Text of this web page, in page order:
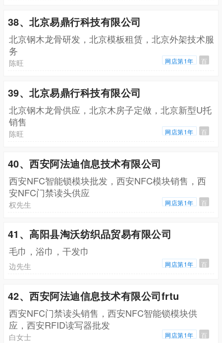
38、北京易鼎行科技有限公司
北京钢木龙骨研发，北京模板租赁，北京外架技术服
务
陈旺 网店第1年 百
39、北京易鼎行科技有限公司
北京钢木龙骨供应，北京木房子定做，北京新型U托
销售
陈旺 网店第1年 百
40、西安阿法迪信息技术有限公司
西安NFC智能锁模块批发，西安NFC模块销售，西
安NFC门禁读头供应
权先生 网店第1年 百
41、高阳县淘沃纺织品贸易有限公司
毛巾，浴巾，干发巾
边先生 网店第1年 百
42、西安阿法迪信息技术有限公司frtu
西安NFC门禁读头销售，西安NFC智能锁模块供
应，西安RFID读写器批发
白女士 网店第1年 百